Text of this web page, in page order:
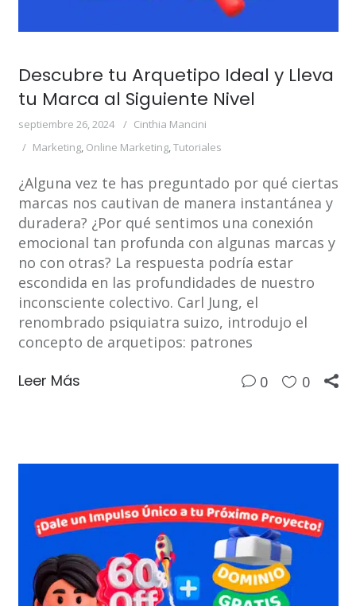
Descubre tu Arquetipo Ideal y Lleva
tu Marca al Siguiente Nivel
septiembre 26, 2024
Cinthia Mancini
Marketing, Online Marketing,Tutoriales
¿Alguna vez te has preguntado por qué ciertas
marcas nos cautivan de manera instantánea y
duradera? ¿Por qué sentimos una conexión
emocional tan profunda con algunas marcas y
no con otras? La respuesta podría estar
escondida en las profundidades de nuestro
inconsciente colectivo. Carl Jung, el
renombrado psiquiatra suizo, introdujo el
concepto de arquetipos: patrones
Leer Más 0 0